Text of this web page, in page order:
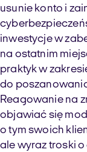
usunie konto i
inwestycje w
na ostatnim
praktyk w
do
Reagowanie na
objawiać się
o tym swoich
ale wyraz troski